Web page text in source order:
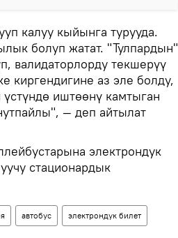
калуу кыйынга турууда.
болуп жатат. "Тулпардын"
валидаторлорду текшерүү
киргендигине аз эле болду,
үстүндө иштөөнү камтыган
— деп айтылат
электрондук
стационардык
автобус электрондук билет